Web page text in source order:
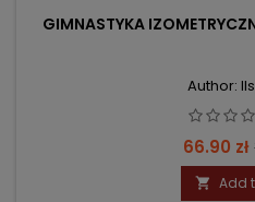
GIMNASTYKA
Author:
Price
66.90 zł
 Add